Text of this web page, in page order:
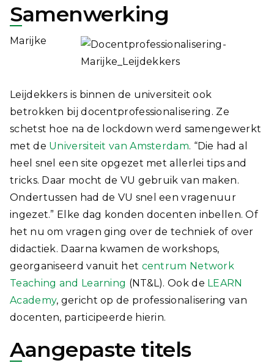
Samenwerking
Marijke
Leijdekkers is binnen de universiteit ook
betrokken bij docentprofessionalisering. Ze
schetst hoe na de lockdown werd samengewerkt
met de Universiteit van Amsterdam. “Die had al
heel snel een site opgezet met allerlei tips and
tricks. Daar mocht de VU gebruik van maken.
Ondertussen had de VU snel een vragenuur
ingezet.” Elke dag konden docenten inbellen. Of
het nu om vragen ging over de techniek of over
didactiek. Daarna kwamen de workshops,
georganiseerd vanuit het centrum Network
Teaching and Learning (NT&L). Ook de LEARN
Academy, gericht op de professionalisering van
docenten, participeerde hierin.
Aangepaste titels